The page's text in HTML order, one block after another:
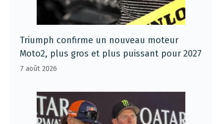
Triumph confirme un nouveau moteur
Moto2, plus gros et plus puissant pour 2027
7 août 2026